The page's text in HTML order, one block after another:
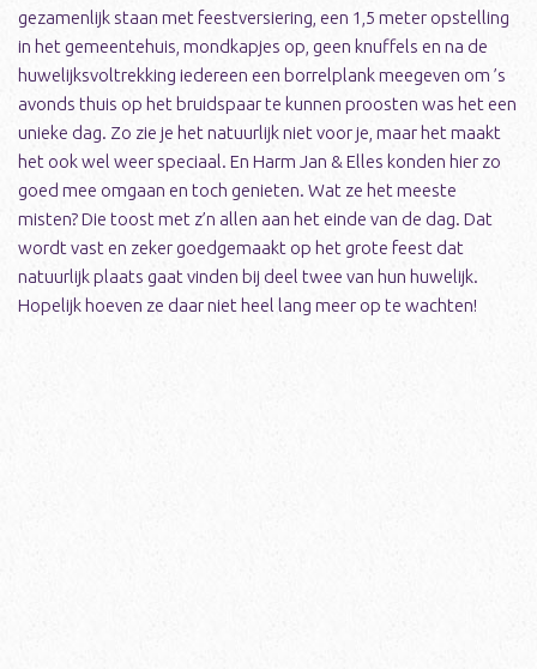
gezamenlijk staan met feestversiering, een 1,5 meter opstelling
in het gemeentehuis, mondkapjes op, geen knuffels en na de
huwelijksvoltrekking iedereen een borrelplank meegeven om ’s
avonds thuis op het bruidspaar te kunnen proosten was het een
unieke dag. Zo zie je het natuurlijk niet voor je, maar het maakt
het ook wel weer speciaal. En Harm Jan & Elles konden hier zo
goed mee omgaan en toch genieten. Wat ze het meeste
misten? Die toost met z’n allen aan het einde van de dag. Dat
wordt vast en zeker goedgemaakt op het grote feest dat
natuurlijk plaats gaat vinden bij deel twee van hun huwelijk.
Hopelijk hoeven ze daar niet heel lang meer op te wachten!